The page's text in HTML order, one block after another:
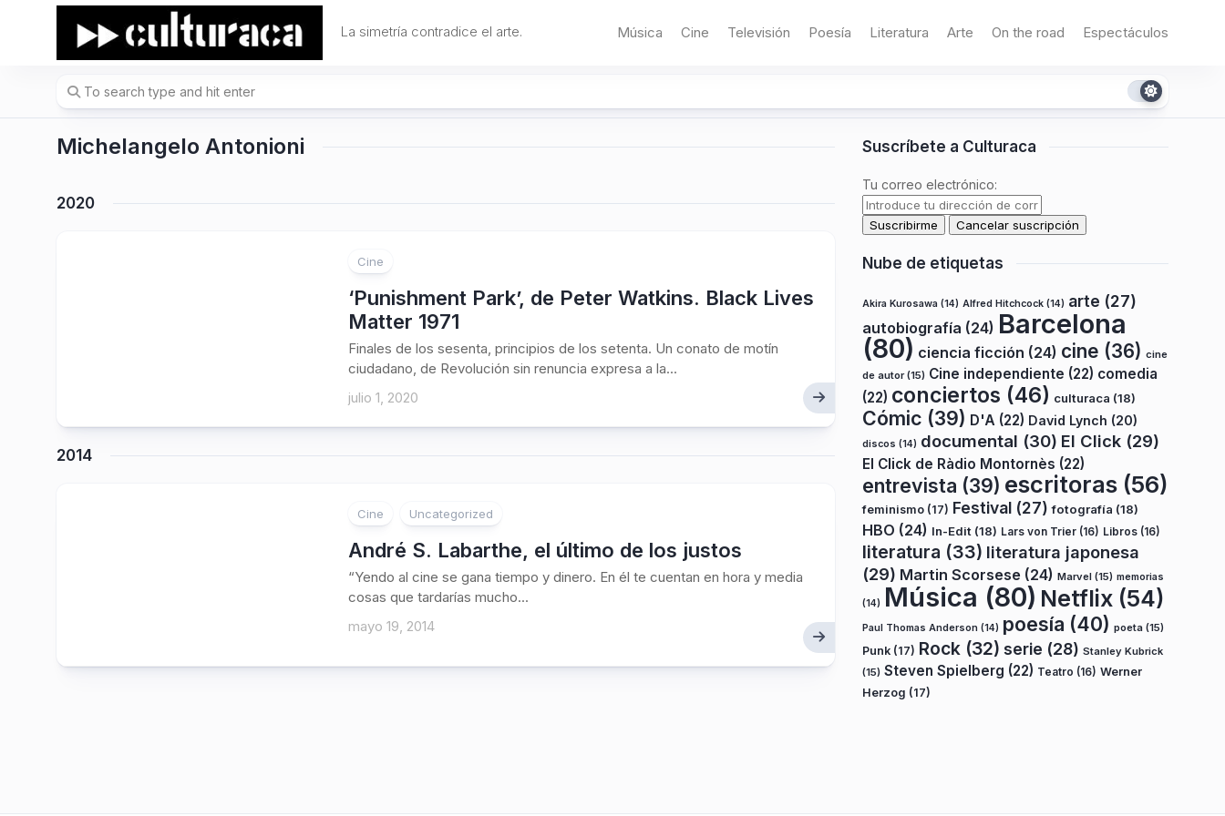
La simetría contradice el arte. Música Cine Televisión Poesía Literatura Arte On the road Espectáculos
Michelangelo Antonioni
2020
Cine
‘Punishment Park’, de Peter Watkins. Black Lives
Matter 1971
Finales de los sesenta, principios de los setenta. Un conato de motín
ciudadano, de Revolución sin renuncia expresa a la...
julio 1, 2020
2014
Cine Uncategorized
André S. Labarthe, el último de los justos
“Yendo al cine se gana tiempo y dinero. En él te cuentan en hora y media
cosas que tardarías mucho...
mayo 19, 2014
Suscríbete a Culturaca
Tu correo electrónico:
Nube de etiquetas
Akira Kurosawa (14) Alfred Hitchcock (14) arte (27)
autobiografía (24) Barcelona
(80) ciencia ficción (24) cine (36) cine
de autor(15) Cine independiente (22) comedia
(22) conciertos (46) culturaca (18)
Cómic (39) D'A (22) David Lynch (20)
discos (14) documental (30) El Click (29)
El Click de Ràdio Montornès (22)
entrevista (39) escritoras (56)
feminismo (17) Festival (27) fotografía (18)
HBO (24) In-Edit (18) Lars von Trier (16) Libros (16)
literatura (33) literatura japonesa
(29) Martin Scorsese (24) Marvel (15) memorias
(14) Música (80) Netflix (54)
Paul Thomas Anderson (14) poesía (40) poeta (15)
Punk (17) Rock (32) serie (28) Stanley Kubrick
(15) Steven Spielberg (22) Teatro (16) Werner
Herzog (17)